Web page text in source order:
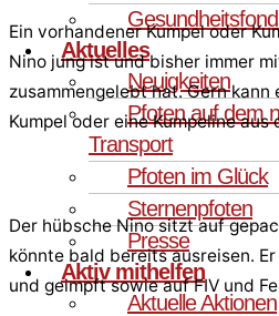
Aktuelles
Neuigkeiten
Pfoten auf dem
Transport
Pfoten im Glück
Sternenpfoten
Presse
Aktiv mithelfen
Aktuelle Aktionen
Ein vorhandener Kumpel oder
Nino jung ist und bisher immer
zusammengelebt hat. Gern kann
Kumpel oder eine Kumpeline aus
Der hübsche Nino sitzt auf
könnte bald bereits ausreisen.
und geimpft sowie auf FIV und